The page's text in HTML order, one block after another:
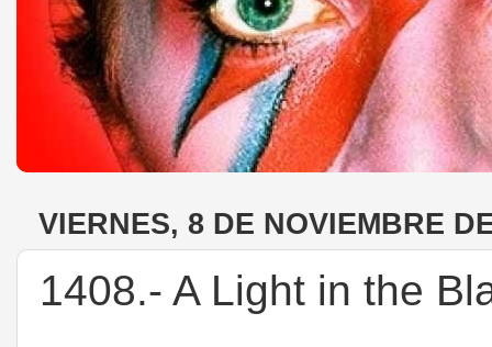
VIERNES, 8 DE NOVIEMBRE
1408.- A Light in the